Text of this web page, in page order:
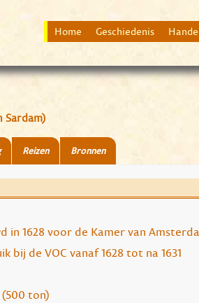
Home Geschiedenis
Sardam)
Reizen Bronnen
in 1628 voor de Kamer van
bij de VOC vanaf 1628 tot na 1631
ton)